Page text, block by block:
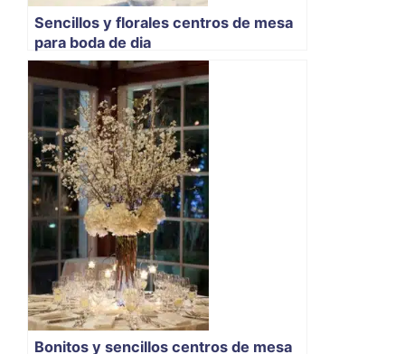
Sencillos y florales centros de mesa
para boda de dia
Bonitos y sencillos centros de mesa